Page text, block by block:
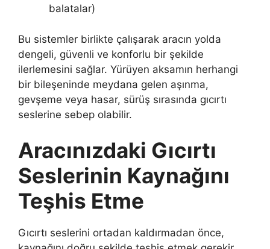
balatalar)
Bu sistemler birlikte çalışarak aracın yolda
dengeli, güvenli ve konforlu bir şekilde
ilerlemesini sağlar. Yürüyen aksamın herhangi
bir bileşeninde meydana gelen aşınma,
gevşeme veya hasar, sürüş sırasında gıcırtı
seslerine sebep olabilir.
Aracınızdaki Gıcırtı
Seslerinin Kaynağını
Teşhis Etme
Gıcırtı seslerini ortadan kaldırmadan önce,